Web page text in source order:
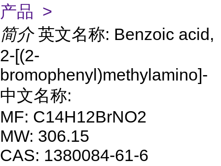
产品 >
简介 英文名称: Benzoic acid,
2-[(2-
bromophenyl)methylamino]-
中文名称:
MF: C14H12BrNO2
MW: 306.15
CAS: 1380084-61-6